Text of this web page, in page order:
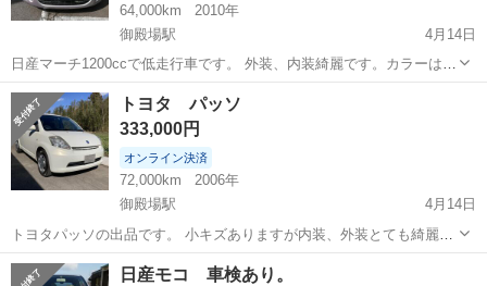
64,000km
2010年
御殿場駅
4月14日
日産マーチ1200ccで低走行車です。 外装、内装綺麗です。カラーは赤
味かかったシルバー系です。不具合御座いません。地デジ、ナビゲー
ション付いています。
静岡 御殿場市 御殿場駅
トヨタ パッソ
333,000円
オンライン決済
72,000km
2006年
御殿場駅
4月14日
トヨタパッソの出品です。 小キズありますが内装、外装とても綺麗で
す。
静岡 御殿場市 御殿場駅 日産
日産モコ 車検あり。